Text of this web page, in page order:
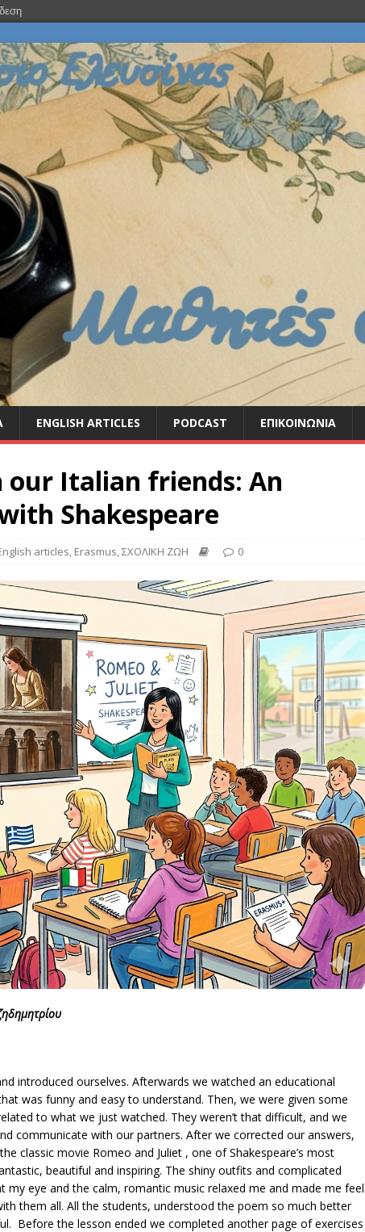
ENGLISH ARTICLES PODCAST ΕΠΙΚΟΙΝΩΝΙΑ
our Italian friends: An
Shakespeare
articles Erasmus ΣΧΟΛΙΚΗ ΖΩΗ 0
introduced ourselves. Afterwards we watched an educational
was funny and easy to understand. Then, we were given some
to what we just watched. They weren’t that difficult, and we
communicate with our partners. After we corrected our answers,
classic movie Romeo and Juliet , one of Shakespeare’s most
beautiful and inspiring. The shiny outfits and complicated
my eye and the calm, romantic music relaxed me and made me feel
them all. All the students, understood the poem so much better
Before the lesson ended we completed another page of exercises